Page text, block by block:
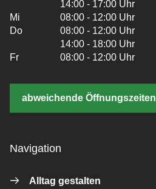
14:00 - 17:00 Uhr
Mi
08:00 - 12:00 Uhr
Do
08:00 - 12:00 Uhr
14:00 - 18:00 Uhr
Fr
08:00 - 12:00 Uhr
abweichende Öffnungszeiten
Navigation
Alltag gestalten